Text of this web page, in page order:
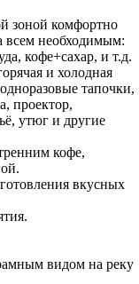
зоной комфортно
всем необходимым:
кофе+сахар, и т.д.
и холодная
тапочки,
проектор,
утюг и другие
кофе,
вкусных
видом на реку